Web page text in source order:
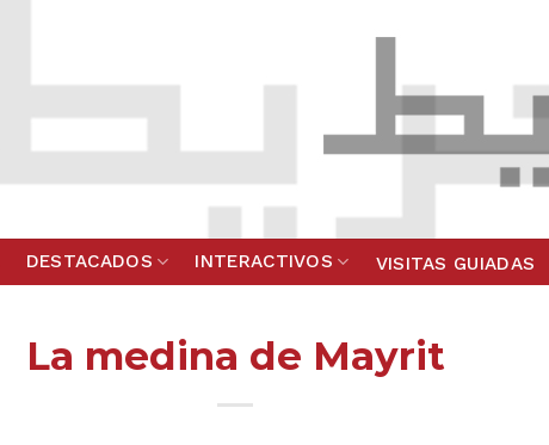
DESTACADOS INTERACTIVOS VISITAS GUIADAS
La medina de Mayrit